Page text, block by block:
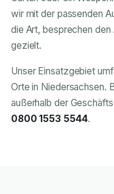
wir mit der passenden
die Art, besprechen den
gezielt.
Unser Einsatzgebiet
Orte in Niedersachsen.
außerhalb der
0800 1553 5544.